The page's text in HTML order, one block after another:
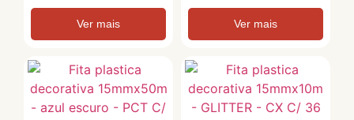
Ver mais Ver mais